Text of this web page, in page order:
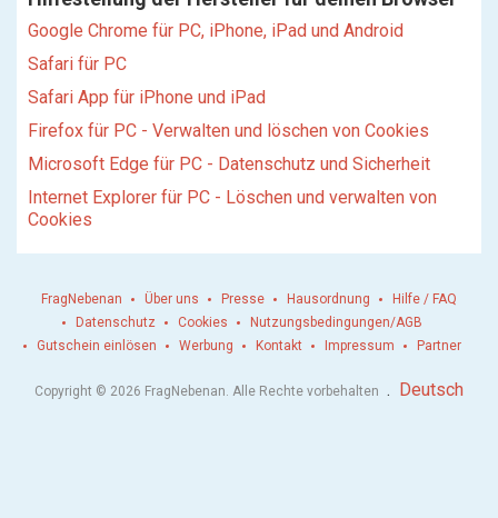
Google Chrome für PC, iPhone, iPad und Android
Safari für PC
Safari App für iPhone und iPad
Firefox für PC - Verwalten und löschen von Cookies
Microsoft Edge für PC - Datenschutz und Sicherheit
Internet Explorer für PC - Löschen und verwalten von
Cookies
FragNebenan Über uns Presse Hausordnung
Hilfe / FAQ
Datenschutz
Cookies
Nutzungsbedingungen/AGB
Gutschein einlösen
Werbung Kontakt Impressum Partner
Copyright © 2026 FragNebenan. Alle Rechte vorbehalten . Deutsch